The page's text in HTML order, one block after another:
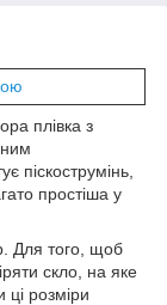
плівка з
піскострумінь,
простіша у
Для того, щоб
скло, на яке
ці розміри